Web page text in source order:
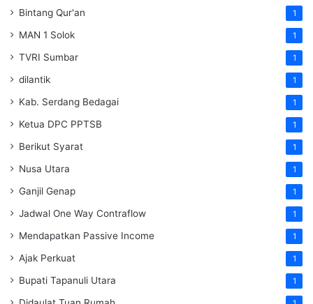
Bintang Qur'an 1
MAN 1 Solok 1
TVRI Sumbar 1
dilantik 1
Kab. Serdang Bedagai 1
Ketua DPC PPTSB 1
Berikut Syarat 1
Nusa Utara 1
Ganjil Genap 1
Jadwal One Way Contraflow 1
Mendapatkan Passive Income 1
Ajak Perkuat 1
Bupati Tapanuli Utara 1